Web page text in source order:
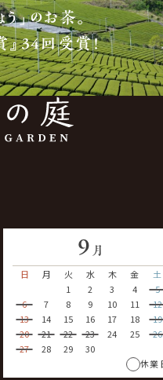
う」のお茶。
34回受賞！
9 月
日
月 火 水 木 金
土
1
2 3 4
5
6
7 8 9 10 11
12
13
14 15 16 17 18
19
20
21 22 23 24 25
26
27
28 29
30
休業